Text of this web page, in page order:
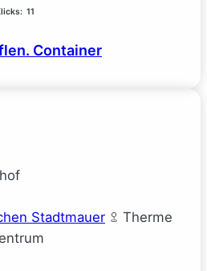
11
Container
Stadtmauer
Therme